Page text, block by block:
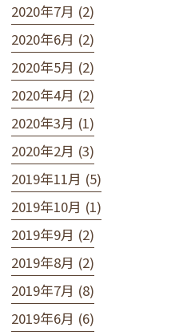
2020年7月 (2)
2020年6月 (2)
2020年5月 (2)
2020年4月 (2)
2020年3月 (1)
2020年2月 (3)
2019年11月 (5)
2019年10月 (1)
2019年9月 (2)
2019年8月 (2)
2019年7月 (8)
2019年6月 (6)